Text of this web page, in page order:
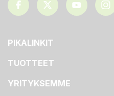
PIKALINKIT
TUOTTEET
YRITYKSEMME